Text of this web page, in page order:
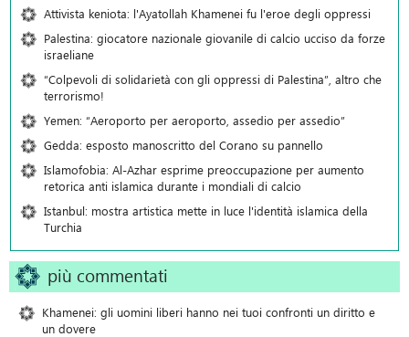
Attivista keniota: l'Ayatollah Khamenei fu l'eroe degli oppressi
Palestina: giocatore nazionale giovanile di calcio ucciso da forze
israeliane
“Colpevoli di solidarietà con gli oppressi di Palestina”, altro che
terrorismo!
Yemen: “Aeroporto per aeroporto, assedio per assedio”
Gedda: esposto manoscritto del Corano su pannello
Islamofobia: Al-Azhar esprime preoccupazione per aumento
retorica anti islamica durante i mondiali di calcio
Istanbul: mostra artistica mette in luce l'identità islamica della
Turchia
più commentati
Khamenei: gli uomini liberi hanno nei tuoi confronti un diritto e
un dovere